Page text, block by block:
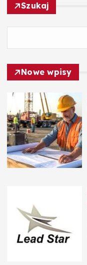
Szukaj
Nowe wpisy